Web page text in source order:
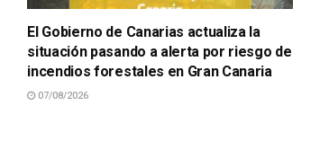
El Gobierno de Canarias actualiza la
situación pasando a alerta por riesgo de
incendios forestales en Gran Canaria
07/08/2026